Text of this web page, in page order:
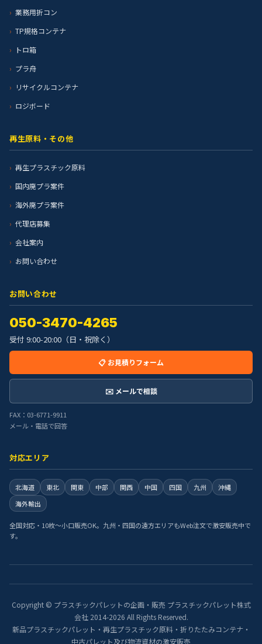
業務用折コン
TP規格コンテナ
トロ箱
プラ舟
リサイクルコンテナ
ロジボード
再生原料・その他
再生プラスチック原料
国内廃プラ案件
海外廃プラ案件
代理店募集
会社案内
お問い合わせ
お問い合わせ
050-3470-4265
受付 9:00-20:00（日・祝除く）
📋 お見積りフォーム
✉️ メールで相談
FAX：03-6771-9911
メール・電話で回答
対応エリア
北海道 東北 関東 中部 関西 中国 四国 九州
沖縄
海外輸出
全国対応・10枚〜小口販売OK。九州・四国の遠方エリアもWeb注文で激安販売中で
す。
Copyright © プラスチックパレットの企画・販売 プラスチックパレット株式
会社 2014-2026 All Rights Reserved.
新品プラスチックパレット・再生プラスチック原料・折りたたみコンテナ・
中古パレット及び物流資材の激安販売